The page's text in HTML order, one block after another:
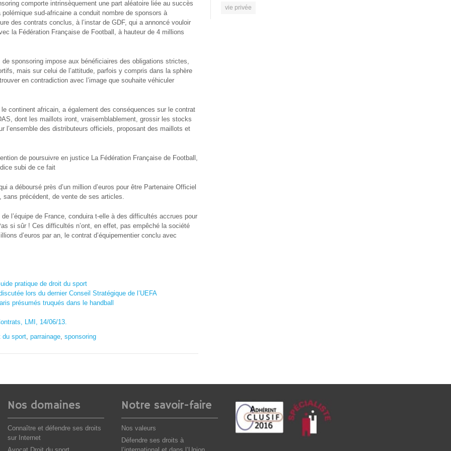
comporte intrinsèquement une part aléatoire liée au succès
polémique sud-africaine a conduit nombre de sponsors à
des contrats conclus, à l’instar de GDF, qui a annoncé vouloir
la Fédération Française de Football, à hauteur de 4 millions
sponsoring impose aux bénéficiaires des obligations strictes,
mais sur celui de l’attitude, parfois y compris dans la sphère
en contradiction avec l’image que souhaite véhiculer
continent africain, a également des conséquences sur le contrat
dont les maillots iront, vraisemblablement, grossir les stocks
l’ensemble des distributeurs officiels, proposant des maillots et
de poursuivre en justice La Fédération Française de Football,
subi de ce fait
a déboursé près d’un million d’euros pour être Partenaire Officiel
précédent, de vente de ses articles.
de l’équipe de France, conduira t-elle à des difficultés accrues pour
si sûr ! Ces difficultés n’ont, en effet, pas empêché la société
d’euros par an, le contrat d’équipementier conclu avec
pratique de droit du sport
lors du dernier Conseil Stratégique de l’UEFA
présumés truqués dans le handball
LMI, 14/06/13.
du sport, parrainage, sponsoring
vie privée
Nos domaines
Connaître et défendre ses droits
sur Internet
Notre savoir-faire
Nos valeurs
Défendre ses droits à